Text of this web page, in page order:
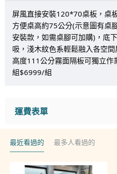
屏風直接安裝120*70桌板，桌
方便桌高約75公分(示意圖有桌
安裝款，如需桌腳可加購)，底
吸，淺木紋色系輕鬆融入各空
高度111公分霧面隔板可獨立作
組$6999/組
運費表單
最近看過的 最多人看過的